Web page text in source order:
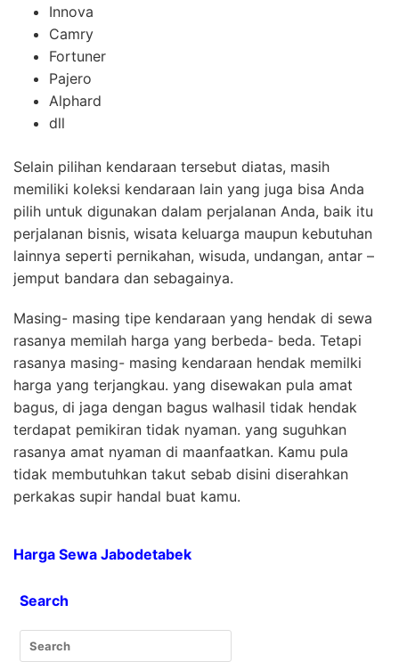
Innova
Camry
Fortuner
Pajero
Alphard
dll
Selain pilihan kendaraan tersebut diatas, masih
memiliki koleksi kendaraan lain yang juga bisa Anda
pilih untuk digunakan dalam perjalanan Anda, baik itu
perjalanan bisnis, wisata keluarga maupun kebutuhan
lainnya seperti pernikahan, wisuda, undangan, antar –
jemput bandara dan sebagainya.
Masing- masing tipe kendaraan yang hendak di sewa
rasanya memilah harga yang berbeda- beda. Tetapi
rasanya masing- masing kendaraan hendak memilki
harga yang terjangkau. yang disewakan pula amat
bagus, di jaga dengan bagus walhasil tidak hendak
terdapat pemikiran tidak nyaman. yang suguhkan
rasanya amat nyaman di maanfaatkan. Kamu pula
tidak membutuhkan takut sebab disini diserahkan
perkakas supir handal buat kamu.
Harga Sewa Jabodetabek
Search